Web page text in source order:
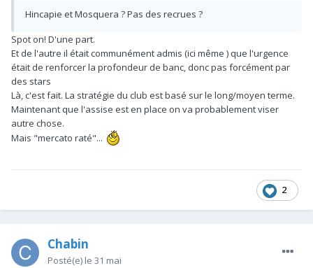
Hincapie et Mosquera ? Pas des recrues ?
Spot on! D'une part.
Et de l'autre il était communément admis (ici même ) que l'urgence
était de renforcer la profondeur de banc, donc pas forcément par
des stars
Là, c'est fait. La stratégie du club est basé sur le long/moyen terme.
Maintenant que l'assise est en place on va probablement viser
autre chose.
Mais "mercato raté"...
2
Chabin
Posté(e) le 31 mai